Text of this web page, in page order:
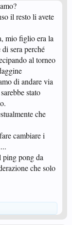
il resto li avete
mio figlio era la
sera perché
al torneo
di andare via
stato
che
cambiare i
ping pong da
che solo